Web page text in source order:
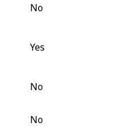
No
Yes
No
No